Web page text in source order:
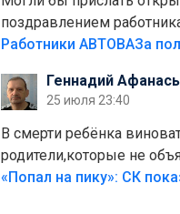
поздравлением
больше сорока лет
Работники АВТОВАЗа
Геннадий
25 июля 23:40
В смерти ребёнка
родители,которые не
что такое хорошо и что